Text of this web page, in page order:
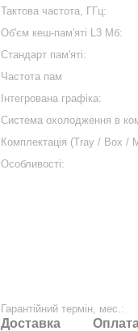
Тактова частота, ГГц:
Об'єм кеш-пам'яті L3 Мб:
Cтандарт пам'яті:
Частота пам
Інтегрована графіка:
Система охолодження в
Комплектація (Tray / Box /
Особливості:
Гарантійний термін, мес.:
Доставка